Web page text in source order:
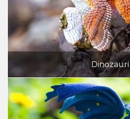
Dinozauri